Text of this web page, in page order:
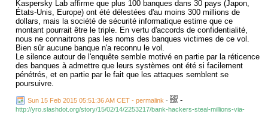
Kaspersky Lab affirme que plus 100 banques dans 30 pays (Japon,
États-Unis, Europe) ont été délestées d'au moins 300 millions de
dollars, mais la société de sécurité informatique estime que ce
montant pourrait être le triple. En vertu d'accords de confidentialité,
nous ne connaitrons pas les noms des banques victimes de ce vol.
Bien sûr aucune banque n'a reconnu le vol.
Le silence autour de l'enquête semble motivé en partie par la réticence
des banques à admettre que leurs systèmes ont été si facilement
pénétrés, et en partie par le fait que les attaques semblent se
poursuivre.
Sun 15 Feb 2015 05:51:36 AM CET - permalink - -
http://yro.slashdot.org/story/15/02/14/2253217/bank-hackers-steal-millions-via-